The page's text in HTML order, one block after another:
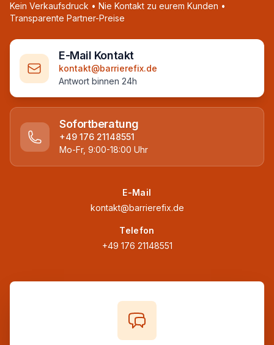
Kein Verkaufsdruck • Nie Kontakt zu eurem Kunden •
Transparente Partner-Preise
E-Mail Kontakt
kontakt@barrierefix.de
Antwort binnen 24h
Sofortberatung
+49 176 21148551
Mo-Fr, 9:00-18:00 Uhr
E-Mail
kontakt@barrierefix.de
Telefon
+49 176 21148551